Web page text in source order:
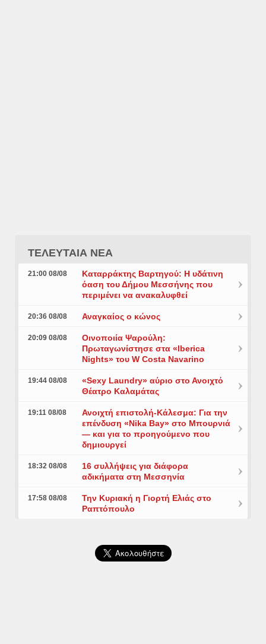
ΤΕΛΕΥΤΑΙΑ ΝΕΑ
21:00 08/08
Καταρράκτης Βαρτηγού: Η υδάτινη
όαση του Δήμου Μεσσήνης που
περιμένει να ανακαλυφθεί
20:36 08/08 Αναγκαίος ο κώνος
20:09 08/08
Οινοποιία Ψαρούλη:
Πρωταγωνίστησε στα «Iberica
Nights» του W Costa Navarino
19:44 08/08
«Sexy Laundry» αύριο στο Ανοιχτό
Θέατρο Καλαμάτας
19:11 08/08
Ανοιχτή επιστολή-Κάλεσμα: Για την
επένδυση «Nika Bay» στο Μπουρνιά
— και για το προηγούμενο που
δημιουργεί
18:32 08/08
16 συλλήψεις για διάφορα
αδικήματα στη Μεσσηνία
17:58 08/08
Την Κυριακή η Γιορτή Ελιάς στο
Ραπτόπουλο